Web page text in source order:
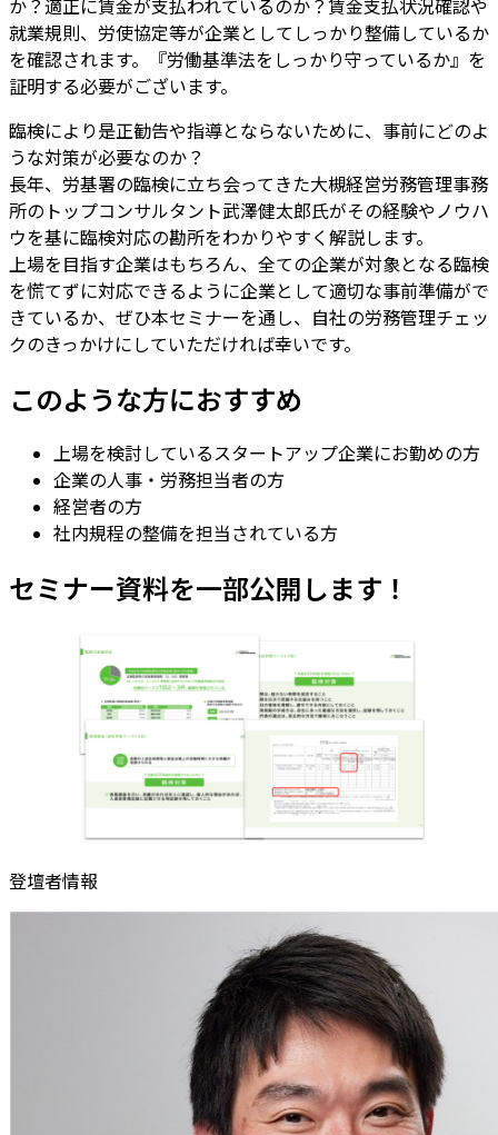
か？適正に賃金が支払われているのか？賃金支払状況確認や
就業規則、労使協定等が企業としてしっかり整備しているか
を確認されます。『労働基準法をしっかり守っているか』を
証明する必要がございます。
臨検により是正勧告や指導とならないために、事前にどのよ
うな対策が必要なのか？
長年、労基署の臨検に立ち会ってきた大槻経営労務管理事務
所のトップコンサルタント武澤健太郎氏がその経験やノウハ
ウを基に臨検対応の勘所をわかりやすく解説します。
上場を目指す企業はもちろん、全ての企業が対象となる臨検
を慌てずに対応できるように企業として適切な事前準備がで
きているか、ぜひ本セミナーを通し、自社の労務管理チェッ
クのきっかけにしていただければ幸いです。
このような方におすすめ
上場を検討しているスタートアップ企業にお勤めの方
企業の人事・労務担当者の方
経営者の方
社内規程の整備を担当されている方
セミナー資料を一部公開します！
登壇者情報